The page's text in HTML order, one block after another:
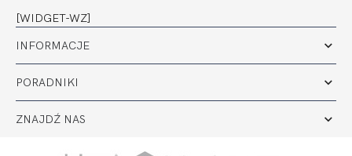
[WIDGET-WZ]
INFORMACJE
PORADNIKI
ZNAJDŹ NAS